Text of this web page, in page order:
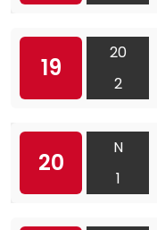
19
20
2
20
N
1